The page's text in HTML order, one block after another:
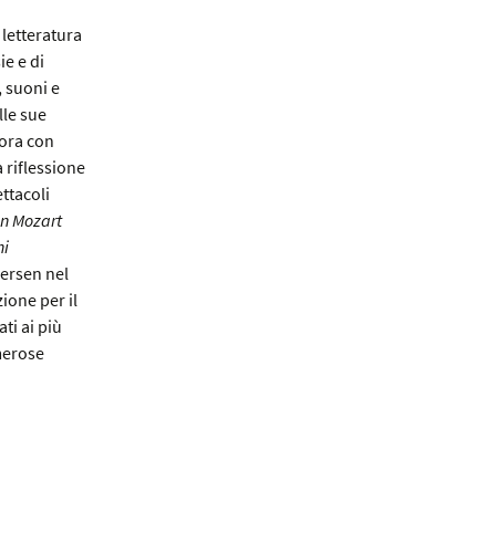
letteratura
e di
suoni e
sue
con
riflessione
Mozart
nel
per il
ai più